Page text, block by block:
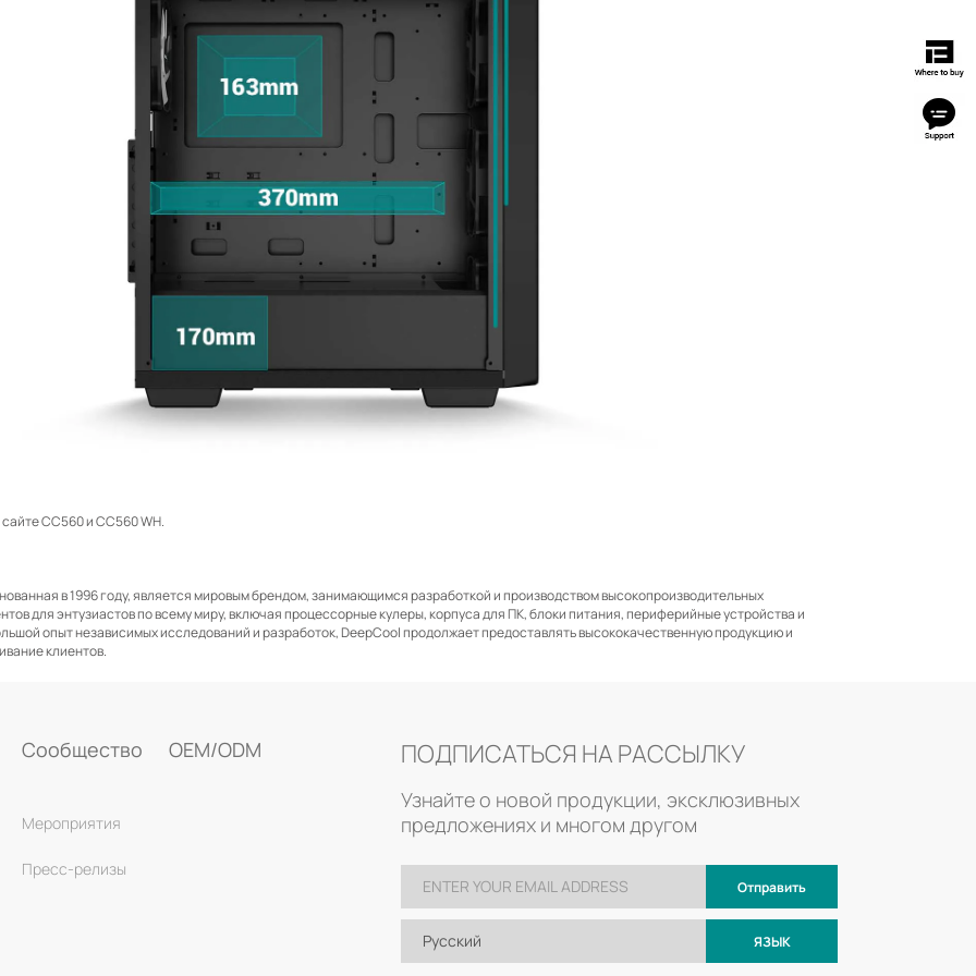
CC560 и CC560 WH.
в 1996 году, является мировым брендом, занимающимся разработкой и производством высокопроизводительных
для энтузиастов по всему миру, включая процессорные кулеры, корпуса для ПК, блоки питания, периферийные устройства и
опыт независимых исследований и разработок, DeepCool продолжает предоставлять высококачественную продукцию и
клиентов.
Сообщество
Мероприятия
Пресс-релизы
OEM/ODM ПОДПИСАТЬСЯ НА РАССЫЛКУ
Узнайте о новой продукции, эксклюзивных
предложениях и многом другом
Отправить
Русский ЯЗЫК